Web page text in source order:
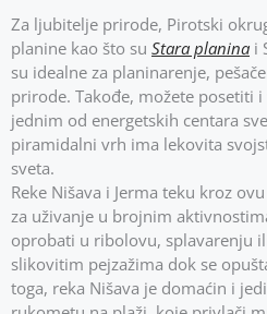
Za ljubitelje prirode, Pirotski
planine kao što su Stara planina i
su idealne za planinarenje,
prirode. Takođe, možete posetiti
jednim od energetskih centara
piramidalni vrh ima lekovita
sveta.
Reke Nišava i Jerma teku kroz
za uživanje u brojnim
oprobati u ribolovu, splavarenju
slikovitim pejzažima dok se
toga, reka Nišava je domaćin i